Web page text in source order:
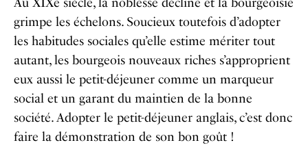
grimpe les échelons. Soucieux toutefois d’adopter
les habitudes sociales qu’elle estime mériter tout
autant, les bourgeois nouveaux riches s’approprient
eux aussi le petit-déjeuner comme un marqueur
social et un garant du maintien de la bonne
société. Adopter le petit-déjeuner anglais, c’est donc
faire la démonstration de son bon goût !